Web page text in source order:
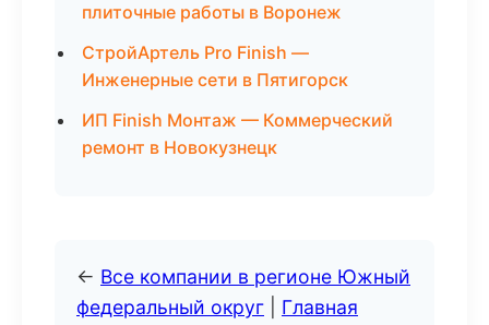
плиточные работы в Воронеж
СтройАртель Pro Finish —
Инженерные сети в Пятигорск
ИП Finish Монтаж — Коммерческий
ремонт в Новокузнецк
← Все компании в регионе Южный
федеральный округ
Главная